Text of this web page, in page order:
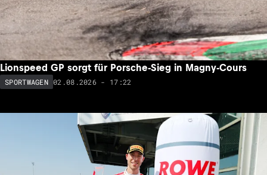
Lionspeed GP sorgt für Porsche-Sieg in Magny-Cours
SPORTWAGEN 02.08.2026 - 17:22